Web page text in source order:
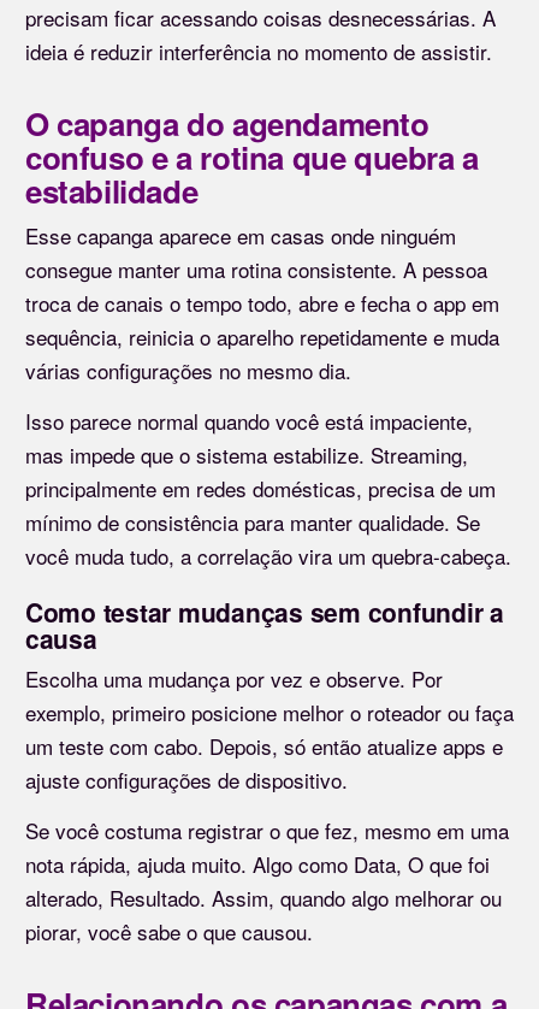
precisam ficar acessando coisas desnecessárias. A
ideia é reduzir interferência no momento de assistir.
O capanga do agendamento
confuso e a rotina que quebra a
estabilidade
Esse capanga aparece em casas onde ninguém
consegue manter uma rotina consistente. A pessoa
troca de canais o tempo todo, abre e fecha o app em
sequência, reinicia o aparelho repetidamente e muda
várias configurações no mesmo dia.
Isso parece normal quando você está impaciente,
mas impede que o sistema estabilize. Streaming,
principalmente em redes domésticas, precisa de um
mínimo de consistência para manter qualidade. Se
você muda tudo, a correlação vira um quebra-cabeça.
Como testar mudanças sem confundir a
causa
Escolha uma mudança por vez e observe. Por
exemplo, primeiro posicione melhor o roteador ou faça
um teste com cabo. Depois, só então atualize apps e
ajuste configurações de dispositivo.
Se você costuma registrar o que fez, mesmo em uma
nota rápida, ajuda muito. Algo como Data, O que foi
alterado, Resultado. Assim, quando algo melhorar ou
piorar, você sabe o que causou.